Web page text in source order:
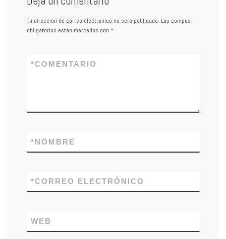
Tu dirección de correo electrónico no será publicada. Los campos
obligatorios están marcados con *
COMENTARIO
*
NOMBRE
*
CORREO ELECTRÓNICO
*
WEB